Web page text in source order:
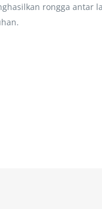
rongga antar